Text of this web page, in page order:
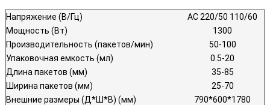
Напряжение (В/Гц)
AC 220/50 110/60
Мощность (Вт)
1300
Производительность (пакетов/мин)
50-100
Упаковочная емкость (мл)
0.5-20
Длина пакетов (мм)
35-85
Ширина пакетов (мм)
25-70
Внешние размеры (Д*Ш*В) (мм)
790*600*1780